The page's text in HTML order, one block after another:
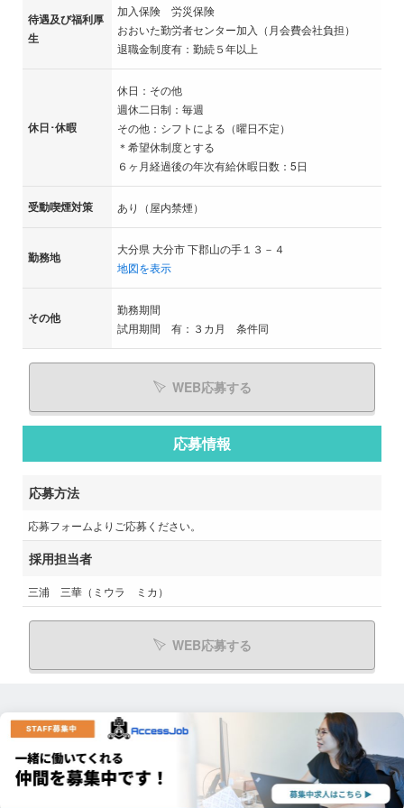
待遇及び福利厚
生
加入保険 労災保険
おおいた勤労者センター加入（月会費会社負担）
退職金制度有：勤続５年以上
休日･休暇
休日：その他
週休二日制：毎週
その他：シフトによる（曜日不定）
＊希望休制度とする
６ヶ月経過後の年次有給休暇日数：5日
受動喫煙対策 あり（屋内禁煙）
勤務地
大分県 大分市 下郡山の手１３－４
地図を表示
その他
勤務期間
試用期間 有：３カ月 条件同
WEB応募する
応募情報
応募方法
応募フォームよりご応募ください。
採用担当者
三浦 三華（ミウラ ミカ）
WEB応募する